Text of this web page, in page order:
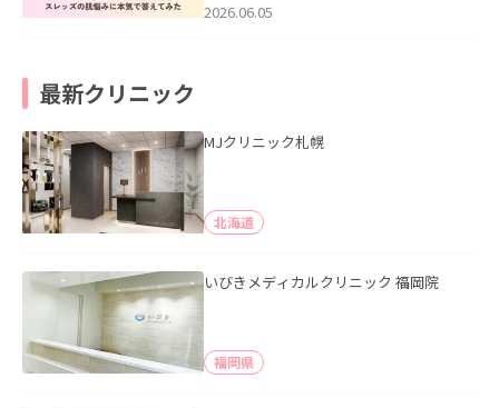
2026.06.05
最新クリニック
MJクリニック札幌
北海道
いびきメディカルクリニック 福岡院
福岡県